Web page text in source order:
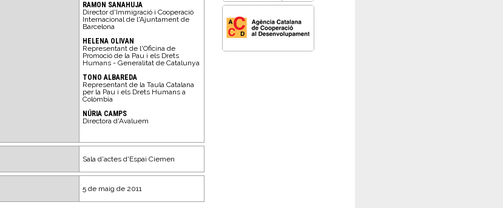
RAMON SANAHUJA
Director d'Immigració i Cooperació
Internacional de l'Ajuntament de
Barcelona
HELENA OLIVAN
Representant de l'Oficina de
Promoció de la Pau i els Drets
Humans - Generalitat de Catalunya
TONO ALBAREDA
Representant de la Taula Catalana
per la Pau i els Drets Humans a
Colòmbia
NÚRIA CAMPS
Directora d'Avaluem
Sala d'actes d'Espai Ciemen
5 de maig de 2011